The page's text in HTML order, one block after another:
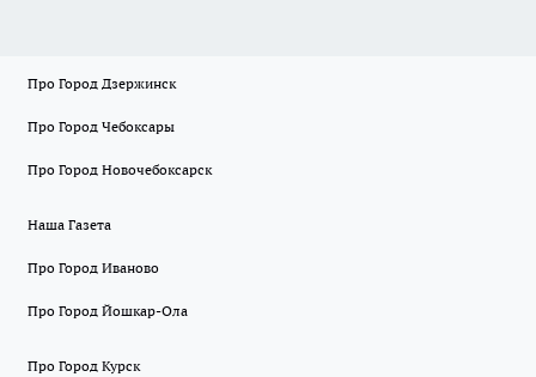
Про Город Дзержинск
Про Город Чебоксары
Про Город Новочебоксарск
Наша Газета
Про Город Иваново
Про Город Йошкар-Ола
Про Город Курск